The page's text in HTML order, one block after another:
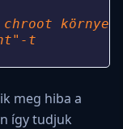
t
meg hiba a
így tudjuk